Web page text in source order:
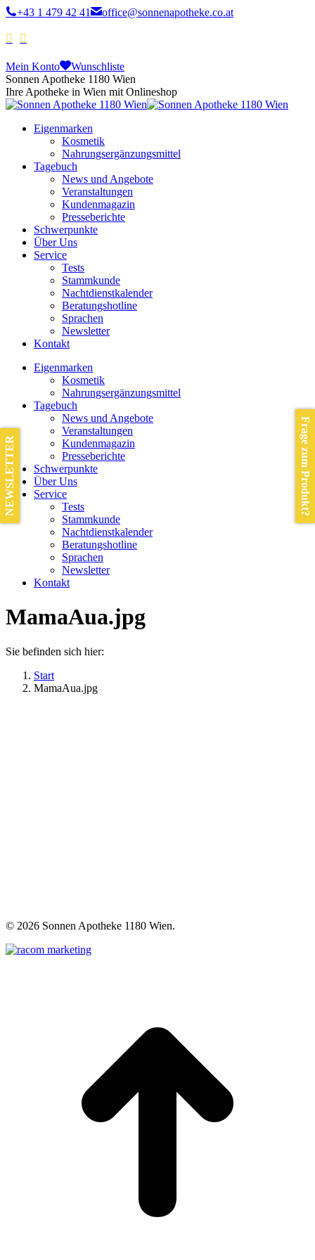
+43 1 479 42 41 office@sonnenapotheke.co.at
Mein Konto
Wunschliste
Sonnen Apotheke 1180 Wien
Ihre Apotheke in Wien mit Onlineshop
Eigenmarken
Kosmetik
Nahrungsergänzungsmittel
Tagebuch
News und Angebote
Veranstaltungen
Kundenmagazin
Presseberichte
Schwerpunkte
Über Uns
Service
Tests
Stammkunde
Nachtdienstkalender
Beratungshotline
Sprachen
Newsletter
Kontakt
Eigenmarken
Kosmetik
Nahrungsergänzungsmittel
Tagebuch
News und Angebote
Veranstaltungen
Kundenmagazin
Presseberichte
Schwerpunkte
Über Uns
Service
Tests
Stammkunde
Nachtdienstkalender
Beratungshotline
Sprachen
Newsletter
Kontakt
MamaAua.jpg
Sie befinden sich hier:
Start
MamaAua.jpg
© 2026 Sonnen Apotheke 1180 Wien.
Frage zum Produkt?
NEWSLETTER